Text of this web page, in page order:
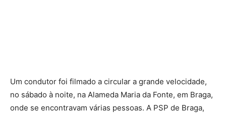
Um condutor foi filmado a circular a grande velocidade,
no sábado à noite, na Alameda Maria da Fonte, em Braga,
onde se encontravam várias pessoas. A PSP de Braga,